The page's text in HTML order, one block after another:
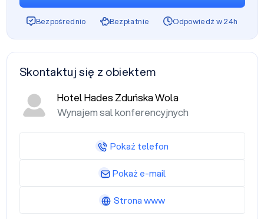
Bezpośrednio Bezpłatnie Odpowiedź w 24h
Skontaktuj się z obiektem
Hotel Hades Zduńska Wola
Wynajem sal konferencyjnych
Pokaż telefon
Pokaż e-mail
Strona www